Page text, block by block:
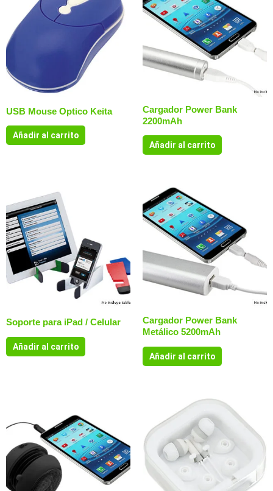
USB Mouse Optico Keita
Añadir al carrito
Cargador Power Bank
2200mAh
Añadir al carrito
Soporte para iPad / Celular
Añadir al carrito
Cargador Power Bank
Metálico 5200mAh
Añadir al carrito